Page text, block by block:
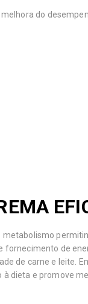
do
metabolismo
fornecimento de
de carne e leite.
à dieta e promove